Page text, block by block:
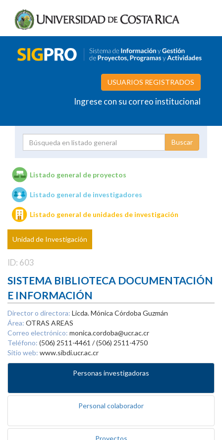
USUARIOS REGISTRADOS
Ingrese con su correo institucional
Unidades de investigación
Listado general de proyectos
Listado general de investigadores
Listado general de unidades de investigación
Unidad de Investigación
ID: 603
SISTEMA BIBLIOTECA DOCUMENTACIÓN
E INFORMACIÓN
Director o directora: Licda. Mónica Córdoba Guzmán
Área: OTRAS AREAS
Correo electrónico: monica.cordoba@ucr.ac.cr
Teléfono: (506) 2511-4461 / (506) 2511-4750
Sitio web: www.sibdi.ucr.ac.cr
Personas investigadoras
Personal colaborador
Proyectos